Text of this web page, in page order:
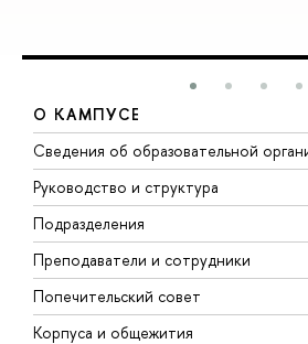
О КАМПУСЕ
Сведения об образовательной
Руководство и структура
Подразделения
Преподаватели и сотрудники
Попечительский совет
Корпуса и общежития